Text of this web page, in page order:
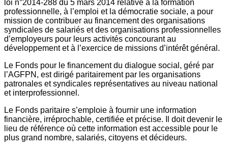
loi n°2014-288 du 5 mars 2014 relative à la formation
professionnelle, à l’emploi et la démocratie sociale, a pour
mission de contribuer au financement des organisations
syndicales de salariés et des organisations professionnelles
d’employeurs pour leurs activités concourant au
développement et à l’exercice de missions d’intérêt général.
Le Fonds pour le financement du dialogue social, géré par
l’AGFPN, est dirigé paritairement par les organisations
patronales et syndicales représentatives au niveau national
et interprofessionnel.
Le Fonds paritaire s’emploie à fournir une information
financière, irréprochable, certifiée et précise. Il doit devenir le
lieu de référence où cette information est accessible pour le
plus grand nombre, salariés, citoyens et décideurs.